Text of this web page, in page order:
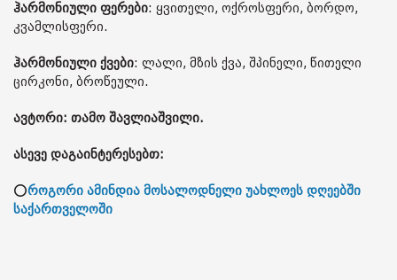
ჰარმონიული ფერები: ყვითელი, ოქროსფერი, ბორდო,
კვამლისფერი.
ჰარმონიული ქვები: ლალი, მზის ქვა, შპინელი, წითელი
ცირკონი, ბროწეული.
ავტორი: თამო შავლიაშვილი.
ასევე დაგაინტერესებთ:
⭕როგორი ამინდია მოსალოდნელი უახლოეს დღეებში
საქართველოში